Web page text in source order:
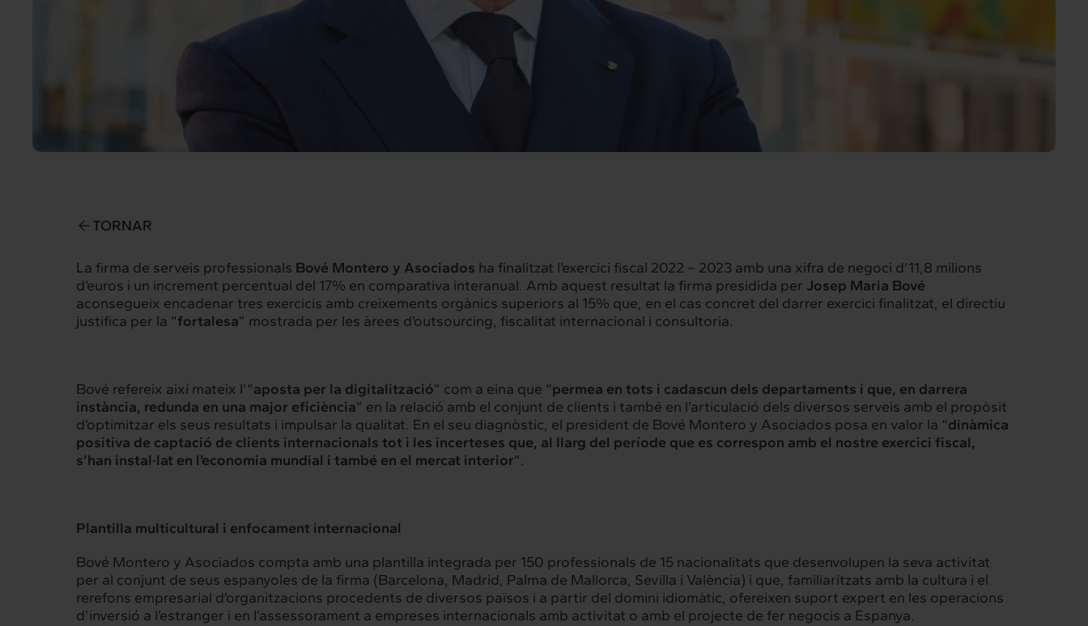
Intermèdia Interconnexió Interacció
Interrelació
Clients
Insights
Actualitat
Intercanvi
TORNAR
La firma de serveis professionals Bové Montero y Asociados ha finalitzat l’exercici fiscal 2022 – 2023 amb una xifra de negoci d’11,8 milions
d’euros i un increment percentual del 17% en comparativa interanual. Amb aquest resultat la firma presidida per Josep Maria Bové
aconsegueix encadenar tres exercicis amb creixements orgànics superiors al 15% que, en el cas concret del darrer exercici finalitzat, el directiu
justifica per la “fortalesa” mostrada per les àrees d’outsourcing, fiscalitat internacional i consultoria.
Bové refereix així mateix l’“aposta per la digitalització” com a eina que “permea en tots i cadascun dels departaments i que, en darrera
instància, redunda en una major eficiència” en la relació amb el conjunt de clients i també en l’articulació dels diversos serveis amb el propòsit
d’optimitzar els seus resultats i impulsar la qualitat. En el seu diagnòstic, el president de Bové Montero y Asociados posa en valor la “dinàmica
positiva de captació de clients internacionals tot i les incerteses que, al llarg del període que es correspon amb el nostre exercici fiscal,
s’han instal·lat en l’economia mundial i també en el mercat interior”.
Plantilla multicultural i enfocament internacional
Bové Montero y Asociados compta amb una plantilla integrada per 150 professionals de 15 nacionalitats que desenvolupen la seva activitat
per al conjunt de seus espanyoles de la firma (Barcelona, Madrid, Palma de Mallorca, Sevilla i València) i que, familiaritzats amb la cultura i el
rerefons empresarial d’organitzacions procedents de diversos països i a partir del domini idiomàtic, ofereixen suport expert en les operacions
d’inversió a l’estranger i en l’assessorament a empreses internacionals amb activitat o amb el projecte de fer negocis a Espanya.